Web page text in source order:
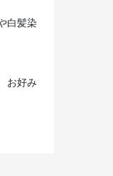
白髪染
お好み